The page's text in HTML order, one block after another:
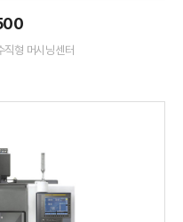
형 머시닝센터